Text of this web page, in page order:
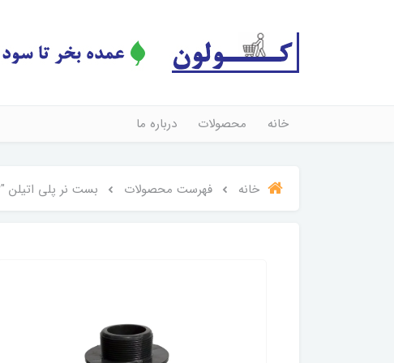
خانه محصولات درباره ما
خانه فهرست محصولات بست نر پلی اتیلن "2*50 پویا پلاست